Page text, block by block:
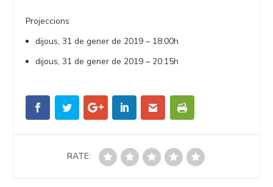
Projeccions
dijous, 31 de gener de 2019 – 18:00h
dijous, 31 de gener de 2019 – 20:15h
RATE: